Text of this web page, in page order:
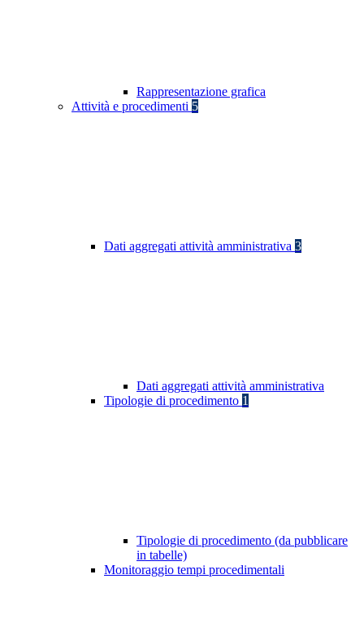
Rappresentazione grafica
Attività e procedimenti 5
Dati aggregati attività amministrativa 3
Dati aggregati attività amministrativa
Tipologie di procedimento 1
Tipologie di procedimento (da pubblicare
in tabelle)
Monitoraggio tempi procedimentali